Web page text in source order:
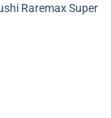
Raremax Super